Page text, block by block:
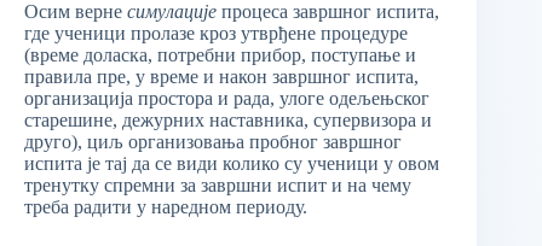
Осим верне симулације процеса завршног испита,
где ученици пролазе кроз утврђене процедуре
(време доласка, потребни прибор, поступање и
правила пре, у време и након завршног испита,
организација простора и рада, улоге одељењског
старешине, дежурних наставника, супервизора и
друго), циљ организовања пробног завршног
испита је тај да се види колико су ученици у овом
тренутку спремни за завршни испит и на чему
треба радити у наредном периоду.